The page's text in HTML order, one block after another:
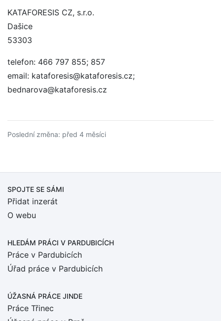
KATAFORESIS CZ, s.r.o.
Dašice
53303
telefon: 466 797 855; 857
email: kataforesis@kataforesis.cz;
bednarova@kataforesis.cz
Poslední změna: před 4 měsíci
SPOJTE SE SÁMI
Přidat inzerát
O webu
HLEDÁM PRÁCI V PARDUBICÍCH
Práce v Pardubicích
Úřad práce v Pardubicích
ÚŽASNÁ PRÁCE JINDE
Práce Třinec